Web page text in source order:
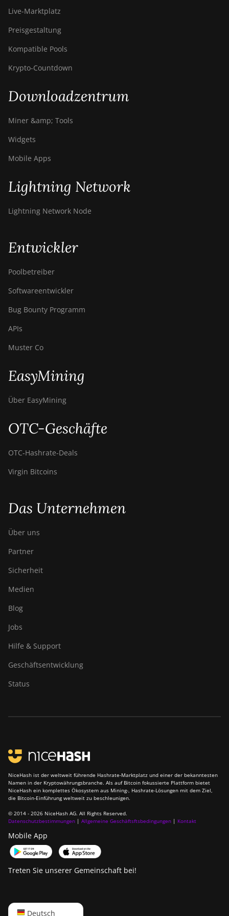
Live-Marktplatz
Preisgestaltung
Kompatible Pools
Krypto-Countdown
Downloadzentrum
Miner &amp; Tools
Widgets
Mobile Apps
Lightning Network
Lightning Network Node
Entwickler
Poolbetreiber
Softwareentwickler
Bug Bounty Programm
APIs
Muster Co
EasyMining
Über EasyMining
OTC-Geschäfte
OTC‑Hashrate‑Deals
Virgin Bitcoins
Das Unternehmen
Über uns
Partner
Sicherheit
Medien
Blog
Jobs
Hilfe & Support
Geschäftsentwicklung
Status
NiceHash ist der weltweit führende Hashrate-Marktplatz und einer der bekanntesten
Namen in der Kryptowährungsbranche. Als auf Bitcoin fokussierte Plattform bietet
NiceHash ein komplettes Ökosystem aus Mining-, Hashrate-Lösungen mit dem Ziel,
die Bitcoin-Einführung weltweit zu beschleunigen.
© 2014 - 2026 NiceHash AG. All Rights Reserved.
Datenschutzbestimmungen | Allgemeine Geschäftsftsbedingungen | Kontakt
Mobile App
Treten Sie unserer Gemeinschaft bei!
Deutsch
English